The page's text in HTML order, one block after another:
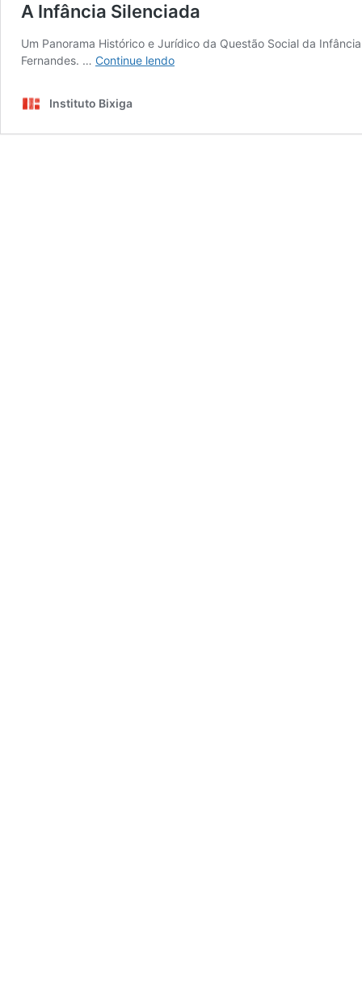
A Infância Silenciada
Um Panorama Histórico e Jurídico da Questão Social da
Fernandes. … Continue lendoA
Instituto Bixiga